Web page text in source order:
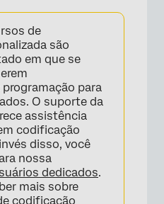
de
são
em que se
para
O suporte da
assistência
codificação
disso, você
nossa
dedicados.
mais sobre
codificação